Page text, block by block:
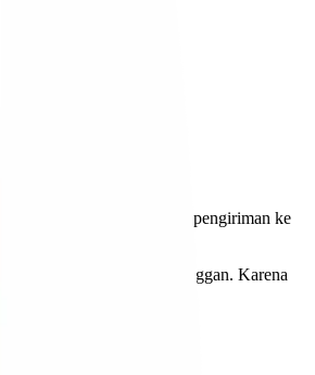
(jika dibutuhkan), hingga pengiriman ke
kepercayaan pelanggan. Karena